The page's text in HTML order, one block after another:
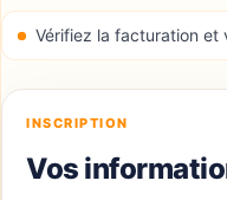
Vérifiez la facturation et
INSCRIPTION
Vos